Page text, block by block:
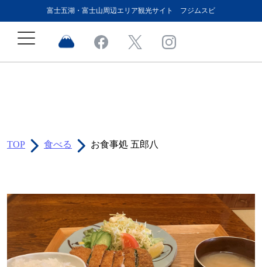
富士五湖・富士山周辺エリア観光サイト フジムスビ
TOP 食べる お食事処 五郎八